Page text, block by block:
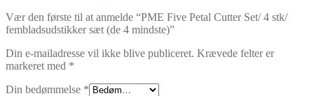
Vær den første til at anmelde “PME Five Petal Cutter Set/ 4 stk/
fembladsudstikker sæt (de 4 mindste)”
Din e-mailadresse vil ikke blive publiceret. Krævede felter er
markeret med *
Din bedømmelse *